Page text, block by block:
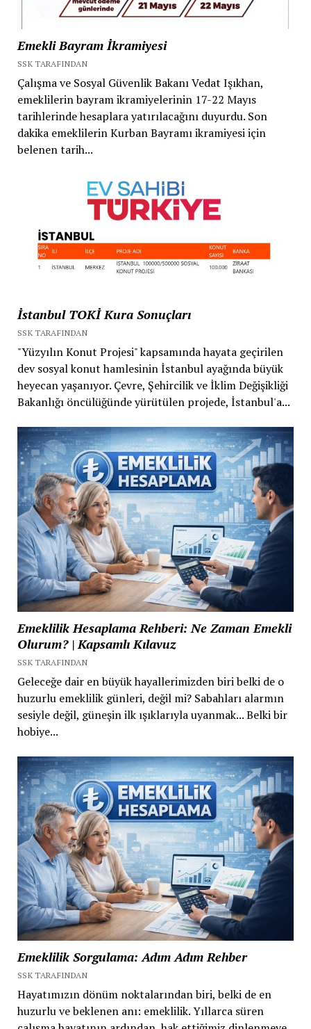
Emekli Bayram İkramiyesi
SSK TARAFINDAN
Çalışma ve Sosyal Güvenlik Bakanı Vedat Işıkhan,
emeklilerin bayram ikramiyelerinin 17-22 Mayıs
tarihlerinde hesaplara yatırılacağını duyurdu. Son
dakika emeklilerin Kurban Bayramı ikramiyesi için
belenen tarih...
İstanbul TOKİ Kura Sonuçları
SSK TARAFINDAN
"Yüzyılın Konut Projesi" kapsamında hayata geçirilen
dev sosyal konut hamlesinin İstanbul ayağında büyük
heyecan yaşanıyor. Çevre, Şehircilik ve İklim Değişikliği
Bakanlığı öncülüğünde yürütülen projede, İstanbul'a...
Emeklilik Hesaplama Rehberi: Ne Zaman Emekli
Olurum? | Kapsamlı Kılavuz
SSK TARAFINDAN
Geleceğe dair en büyük hayallerimizden biri belki de o
huzurlu emeklilik günleri, değil mi? Sabahları alarmın
sesiyle değil, güneşin ilk ışıklarıyla uyanmak... Belki bir
hobiye...
Emeklilik Sorgulama: Adım Adım Rehber
SSK TARAFINDAN
Hayatımızın dönüm noktalarından biri, belki de en
huzurlu ve beklenen anı: emeklilik. Yıllarca süren